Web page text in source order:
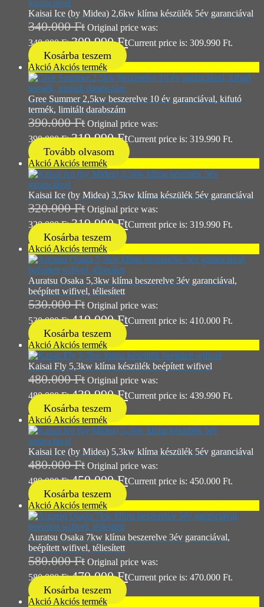
Kaisai Ice (by Midea) 2,6kw klíma készülék 5év garanciával
340.000Ft Original price was:
340.000 Ft.309.990FtCurrent price is: 309.990 Ft.
Kosárba teszem
Akció Akciós termék
Gree Summer 2,5kw beszerelve 10 év garanciával, kifutó
termék, limitált darabszám
390.000Ft Original price was:
390.000 Ft.319.990FtCurrent price is: 319.990 Ft.
Tovább olvasom
Akció Akciós termék
Kaisai Ice (by Midea) 3,5kw klíma készülék 5év garanciával
320.000Ft Original price was:
320.000 Ft.319.990FtCurrent price is: 319.990 Ft.
Kosárba teszem
Akció Akciós termék
Auratsu Osaka 5,3kw klíma beszerelve 3év garanciával,
beépített wifivel, téliesített
530.000Ft Original price was:
530.000 Ft.410.000FtCurrent price is: 410.000 Ft.
Kosárba teszem
Akció Akciós termék
Kaisai Fly 5,3kw klíma készülék beépített wifivel
480.000Ft Original price was:
480.000 Ft.439.990FtCurrent price is: 439.990 Ft.
Kosárba teszem
Akció Akciós termék
Kaisai Ice (by Midea) 5,3kw klíma készülék 5év garanciával
480.000Ft Original price was:
480.000 Ft.450.000FtCurrent price is: 450.000 Ft.
Kosárba teszem
Akció Akciós termék
Auratsu Osaka 7kw klíma beszerelve 3év garanciával,
beépített wifivel, téliesített
580.000Ft Original price was:
580.000 Ft.470.000FtCurrent price is: 470.000 Ft.
Kosárba teszem
Akció Akciós termék